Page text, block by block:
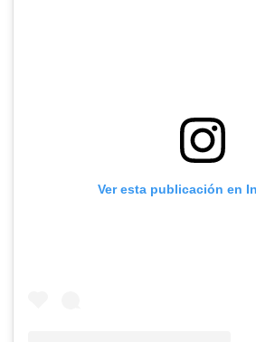
Ver esta publicación en